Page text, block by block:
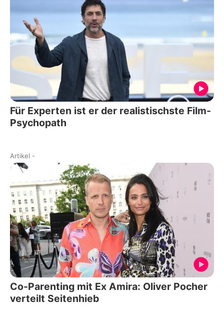
Für Experten ist er der realistischste Film-
Psychopath
Artikel -
Co-Parenting mit Ex Amira: Oliver Pocher
verteilt Seitenhieb